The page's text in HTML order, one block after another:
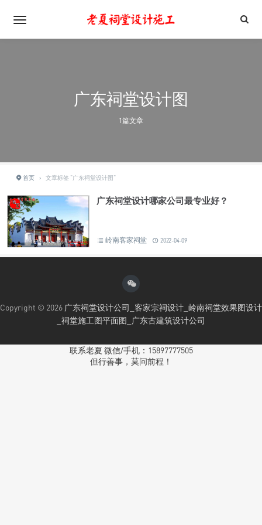
广东祠堂设计图
1篇文章
首页 › 文章标签 "广东祠堂设计图"
广东祠堂设计哪家公司最专业好？
岭南客家祠堂 2022-04-09
Copyright © 2026 广东祠堂设计公司_客家宗祠设计_岭南祠堂效果图设计
_祠堂施工图平面图_广东古建筑设计公司
联系老夏 微信/手机：15897777505
但行善事，莫问前程！